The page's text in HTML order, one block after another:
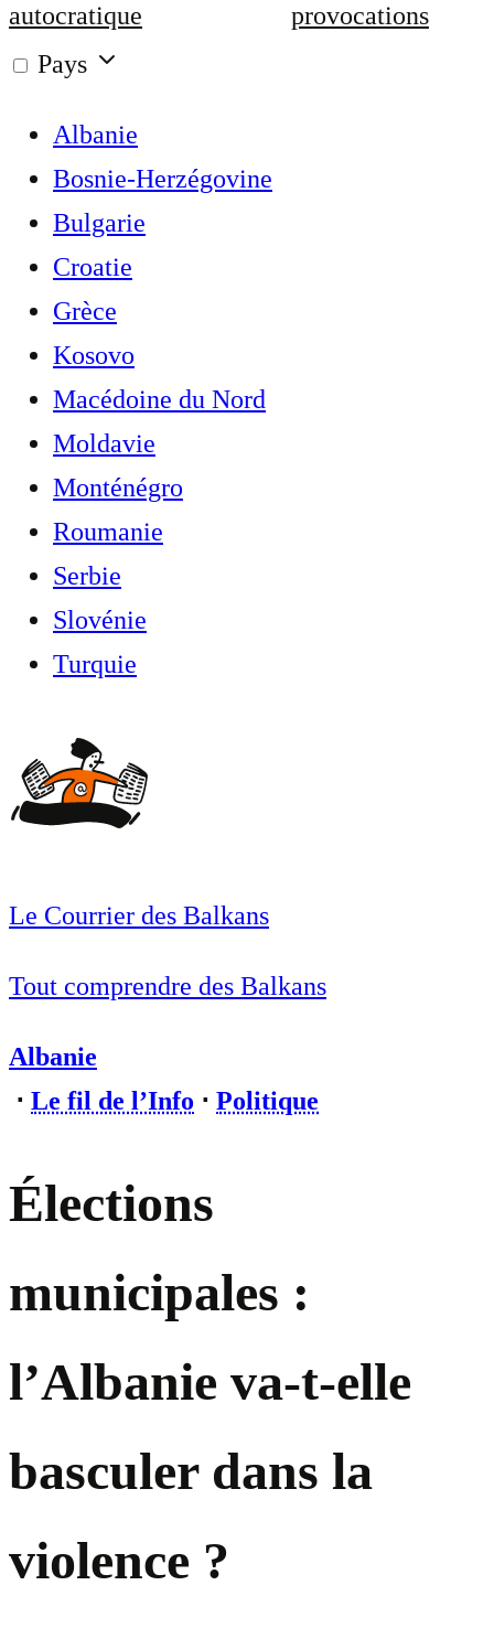
autocratique
provocations
Pays
Albanie
Bosnie-Herzégovine
Bulgarie
Croatie
Grèce
Kosovo
Macédoine du Nord
Moldavie
Monténégro
Roumanie
Serbie
Slovénie
Turquie
Le Courrier des Balkans
Tout comprendre des Balkans
Albanie
⋅ Le fil de l’Info ⋅ Politique
Élections
municipales :
l’Albanie va-t-elle
basculer dans la
violence ?